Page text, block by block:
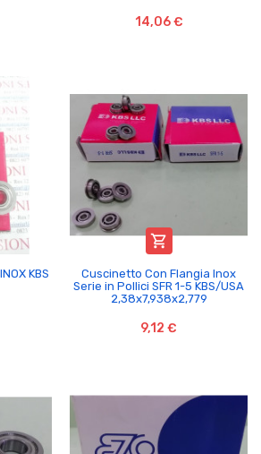
14,06 €
KBS

Cuscinetto Con Flangia Inox
Serie in Pollici SFR 1-5 KBS/USA
2,38x7,938x2,779
9,12 €